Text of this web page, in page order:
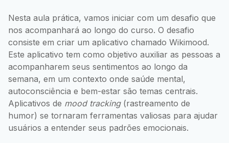
Nesta aula prática, vamos iniciar com um desafio que
nos acompanhará ao longo do curso. O desafio
consiste em criar um aplicativo chamado Wikimood.
Este aplicativo tem como objetivo auxiliar as pessoas a
acompanharem seus sentimentos ao longo da
semana, em um contexto onde saúde mental,
autoconsciência e bem-estar são temas centrais.
Aplicativos de mood tracking(rastreamento de
humor) se tornaram ferramentas valiosas para ajudar
usuários a entender seus padrões emocionais.